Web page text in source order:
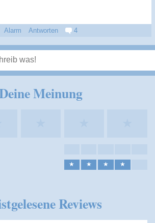
Alarm Antworten 4
Meinung
★ ★ ★ ★
Reviews